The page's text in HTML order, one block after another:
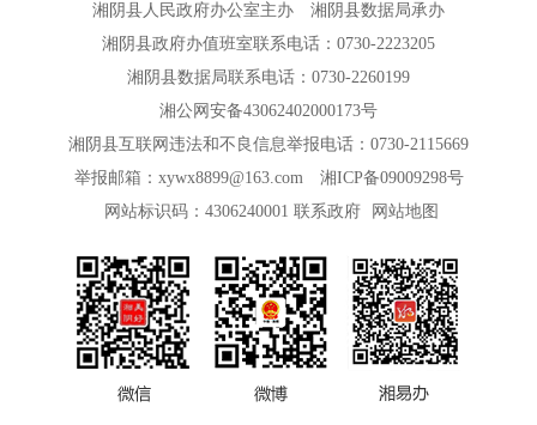
湘阴县人民政府办公室主办
湘阴县数据局承办
湘阴县政府办值班室联系电话：0730-2223205
湘阴县数据局联系电话：0730-2260199
湘公网安备43062402000173号
湘阴县互联网违法和不良信息举报电话：0730-2115669
举报邮箱：xywx8899@163.com
湘ICP备09009298号
网站标识码：4306240001 联系政府 网站地图